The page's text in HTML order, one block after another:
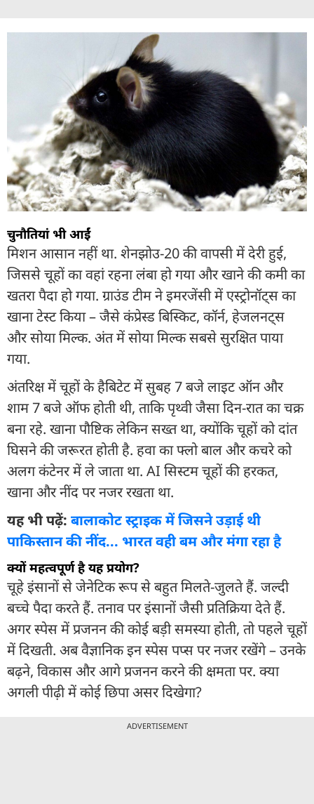
चुनौतियां भी आईं
मिशन आसान नहीं था. शेनझोउ-20 की वापसी में देरी हुई,
जिससे चूहों का वहां रहना लंबा हो गया और खाने की कमी का
खतरा पैदा हो गया. ग्राउंड टीम ने इमरजेंसी में एस्ट्रोनॉट्स का
खाना टेस्ट किया – जैसे कंप्रेस्ड बिस्किट, कॉर्न, हेजलनट्स
और सोया मिल्क. अंत में सोया मिल्क सबसे सुरक्षित पाया
गया.
अंतरिक्ष में चूहों के हैबिटेट में सुबह 7 बजे लाइट ऑन और
शाम 7 बजे ऑफ होती थी, ताकि पृथ्वी जैसा दिन-रात का चक्र
बना रहे. खाना पौष्टिक लेकिन सख्त था, क्योंकि चूहों को दांत
घिसने की जरूरत होती है. हवा का फ्लो बाल और कचरे को
अलग कंटेनर में ले जाता था. AI सिस्टम चूहों की हरकत,
खाना और नींद पर नजर रखता था.
यह भी पढ़ें: बालाकोट स्ट्राइक में जिसने उड़ाई थी
पाकिस्तान की नींद... भारत वही बम और मंगा रहा है
क्यों महत्वपूर्ण है यह प्रयोग?
चूहे इंसानों से जेनेटिक रूप से बहुत मिलते-जुलते हैं. जल्दी
बच्चे पैदा करते हैं. तनाव पर इंसानों जैसी प्रतिक्रिया देते हैं.
अगर स्पेस में प्रजनन की कोई बड़ी समस्या होती, तो पहले चूहों
में दिखती. अब वैज्ञानिक इन स्पेस पप्स पर नजर रखेंगे – उनके
बढ़ने, विकास और आगे प्रजनन करने की क्षमता पर. क्या
अगली पीढ़ी में कोई छिपा असर दिखेगा?
ADVERTISEMENT